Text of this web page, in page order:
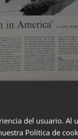
más adelante
era algo
de acuerdo.
del usuario. Al
Política de